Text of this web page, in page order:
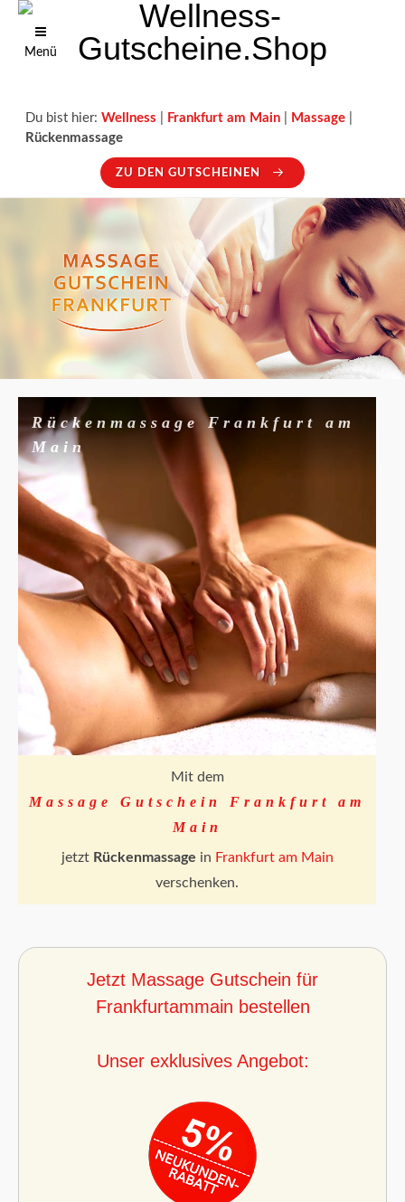
Menü
Du bist hier: Wellness Frankfurt am Main Massage
Rückenmassage
ZU DEN GUTSCHEINEN
Rückenmassage Frankfurt am
Main
Mit dem
Massage Gutschein Frankfurt am
Main
jetzt Rückenmassage in Frankfurt am Main
verschenken.
Jetzt Massage Gutschein für
Frankfurtammain bestellen
Unser exklusives Angebot: